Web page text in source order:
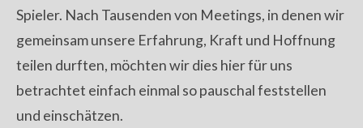
Spieler. Nach Tausenden von Meetings, in denen wir
gemeinsam unsere Erfahrung, Kraft und Hoffnung
teilen durften, möchten wir dies hier für uns
betrachtet einfach einmal so pauschal feststellen
und einschätzen.